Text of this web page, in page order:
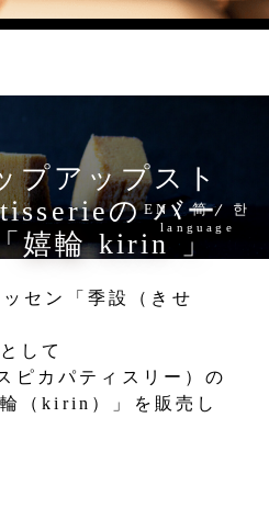
EN 简 한
language
プアップスト
の バー
嬉輪 kirin 」
セン「季設（きせ
して
カパティスリー）の
（kirin）」を販売し